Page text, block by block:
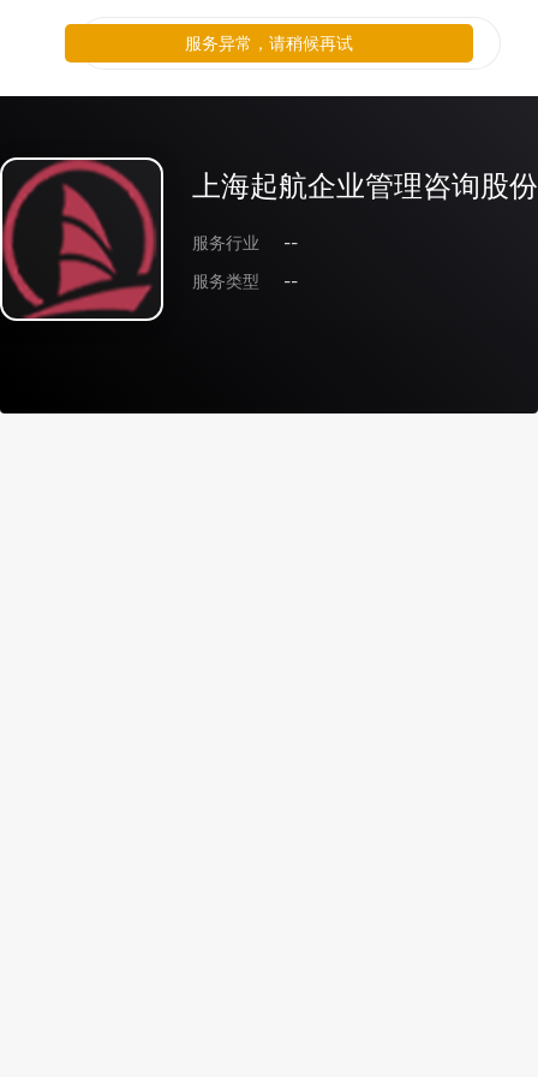
上海起航企业管理咨询股
服务行业
--
服务类型
--
服务异常，请稍候再试